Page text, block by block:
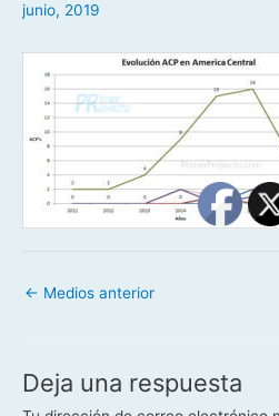
junio, 2019
← Medios anterior
Deja una respuesta